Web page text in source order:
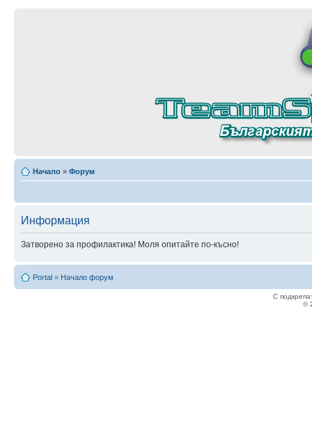
Начало » Форум
Информация
Затворено за профилактика! Моля опитайте по-късно!
Portal » Начало форум
С
©